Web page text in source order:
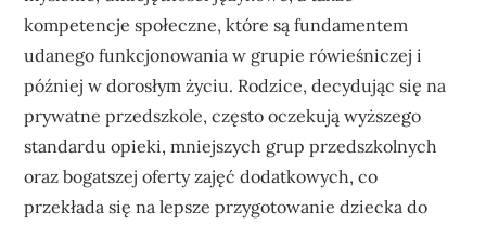
kompetencje społeczne, które są fundamentem
udanego funkcjonowania w grupie rówieśniczej i
później w dorosłym życiu. Rodzice, decydując się na
prywatne przedszkole, często oczekują wyższego
standardu opieki, mniejszych grup przedszkolnych
oraz bogatszej oferty zajęć dodatkowych, co
przekłada się na lepsze przygotowanie dziecka do